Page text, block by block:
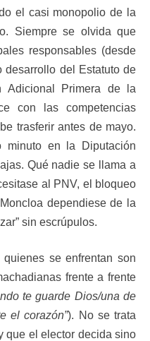
el casi monopolio de la
Siempre se olvida que
responsables (desde
del Estatuto de
Adicional Primera de la
con las competencias
trasferir antes de mayo.
minuto en la Diputación
Qué nadie se llama a
al PNV, el bloqueo
dependiese de la
sin escrúpulos.
se enfrentan son
frente a frente
te guarde Dios/una de
el corazón”). No se trata
que el elector decida sino